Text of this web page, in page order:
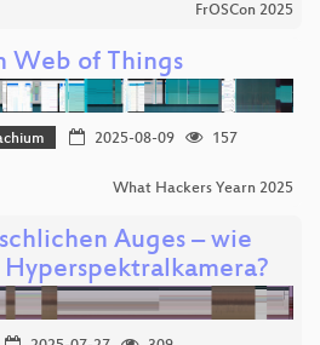
FrOSCon 2025
Web of Things
2025-08-09
157
What Hackers Yearn 2025
Auges – wie